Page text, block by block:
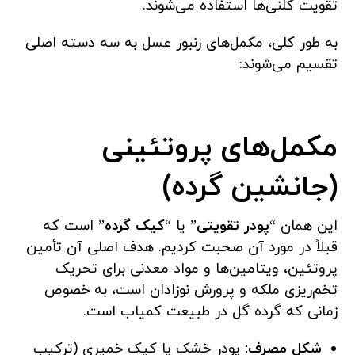
تقویت کلنی‌ها استفاده می‌شوند.
به طور کلی، مکمل‌های زنبور عسل به سه دسته اصلی
تقسیم می‌شوند:
مکمل‌های پروتئینی
(جانشین گرده)
این همان “پودر تقویتی” یا “کیک گرده” است که
قبلاً در مورد آن صحبت کردیم. هدف اصلی آن تأمین
پروتئین، ویتامین‌ها و مواد معدنی برای تحریک
تخم‌ریزی ملکه و پرورش نوزادان است، به خصوص
زمانی که گرده گل در طبیعت کمیاب است.
شکل مصرف: پودر خشک یا کیک خمیری (ترکیب